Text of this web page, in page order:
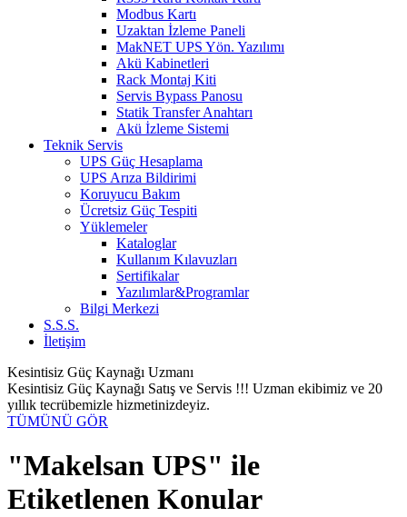
Modbus Kartı
Uzaktan İzleme Paneli
MakNET UPS Yön. Yazılımı
Akü Kabinetleri
Rack Montaj Kiti
Servis Bypass Panosu
Statik Transfer Anahtarı
Akü İzleme Sistemi
Teknik Servis
UPS Güç Hesaplama
UPS Arıza Bildirimi
Koruyucu Bakım
Ücretsiz Güç Tespiti
Yüklemeler
Kataloglar
Kullanım Kılavuzları
Sertifikalar
Yazılımlar&Programlar
Bilgi Merkezi
S.S.S.
İletişim
Kesintisiz Güç Kaynağı Uzmanı
Kesintisiz Güç Kaynağı Satış ve Servis !!! Uzman ekibimiz ve 20
yıllık tecrübemizle hizmetinizdeyiz.
TÜMÜNÜ GÖR
"Makelsan UPS" ile
Etiketlenen Konular